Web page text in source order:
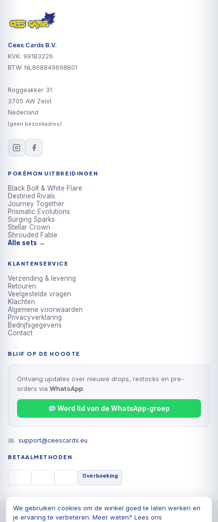
Cees Cards B.V.
KVK: 99183226
BTW: NL868849698B01
Roggeakker 31
3705 AW Zeist
Nederland
(geen bezoekadres)
POKÉMON UITBREIDINGEN
Black Bolt & White Flare
Destined Rivals
Journey Together
Prismatic Evolutions
Surging Sparks
Stellar Crown
Shrouded Fable
Alle sets →
KLANTENSERVICE
Verzending & levering
Retouren
Veelgestelde vragen
Klachten
Algemene voorwaarden
Privacyverklaring
Bedrijfsgegevens
Contact
BLIJF OP DE HOOGTE
Ontvang updates over nieuwe drops, restocks en pre-
orders via WhatsApp.
Word lid van de WhatsApp-groep
support@ceescards.eu
BETAALMETHODEN
Overboeking
© 2026 Cees Cards B.V., Alle rechten voorbehouden
PrivacyverklaringAlgemene voorwaarden Cookiebeleid
We gebruiken cookies om de winkel goed te laten werken en
je ervaring te verbeteren. Meer weten? Lees ons